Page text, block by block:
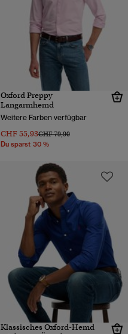
Oxford Preppy
Langarmhemd
Weitere Farben verfügbar
CHF 55,93Preis wurde reduziert von
CHF 79,90bis
Du sparst 30 %
Klassisches Oxford-Hemd